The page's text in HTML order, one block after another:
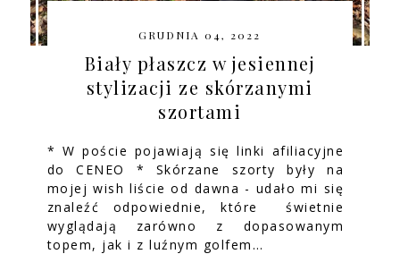
GRUDNIA 04, 2022
Biały płaszcz w jesiennej
stylizacji ze skórzanymi
szortami
* W poście pojawiają się linki afiliacyjne
do CENEO * Skórzane szorty były na
mojej wish liście od dawna - udało mi się
znaleźć odpowiednie, które świetnie
wyglądają zarówno z dopasowanym
topem, jak i z luźnym golfem…